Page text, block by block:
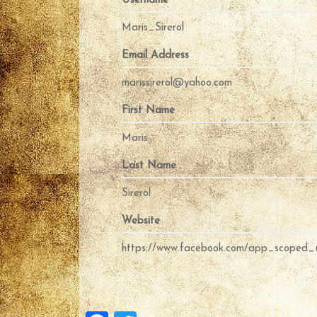
Maris_Sirerol
Email Address
marissirerol@yahoo.com
First Name
Maris
Last Name
Sirerol
Website
https://www.facebook.com/